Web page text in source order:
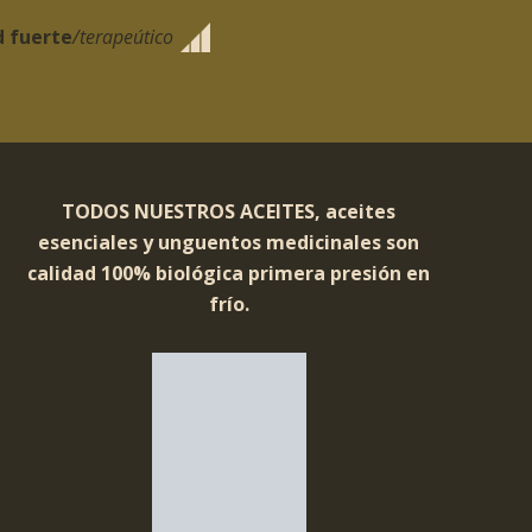
fuerte/terapeútico
TODOS NUESTROS ACEITES, aceites
esenciales y unguentos medicinales son
calidad 100% biológica primera presión en
frío.